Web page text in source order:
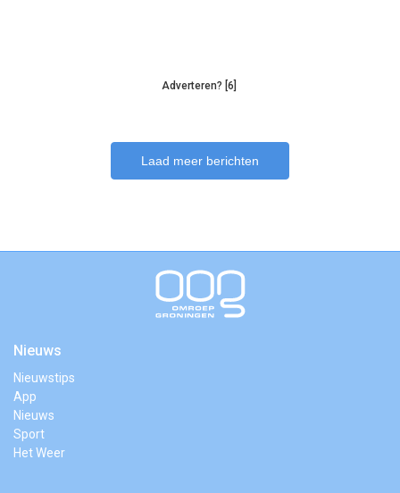
Adverteren? [6]
Laad meer berichten
Nieuws
Nieuwstips
App
Nieuws
Sport
Het Weer